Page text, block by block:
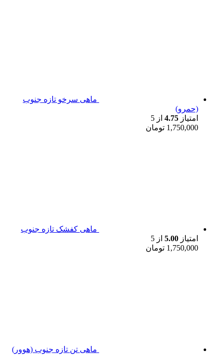
ماهی سرخو تازه جنوب
(حمرو)
امتیاز 4.75 از 5
1,750,000 تومان
ماهی کفشک تازه جنوب
امتیاز 5.00 از 5
1,750,000 تومان
ماهی تن تازه جنوب (هوور)